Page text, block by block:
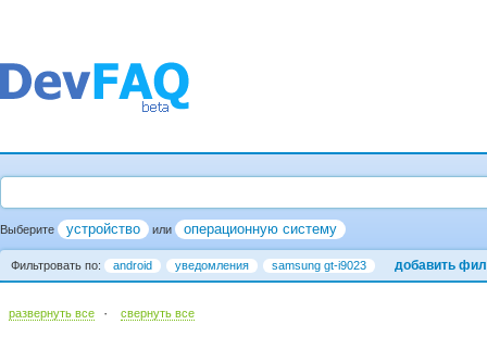
Выберите устройство или операционную систему
Фильтровать по: android уведомления samsung gt-i9023 добавить
развернуть все · cвернуть все